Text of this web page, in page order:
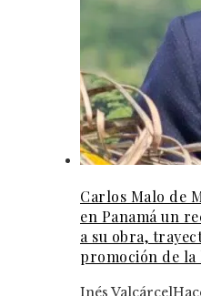
Carlos Malo de
en Panamá un
a su obra,
promoción de la
Inés Valcárcel